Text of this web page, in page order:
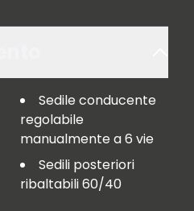
Sedile conducente
regolabile
manualmente a 6 vie
Sedili posteriori
ribaltabili 60/40